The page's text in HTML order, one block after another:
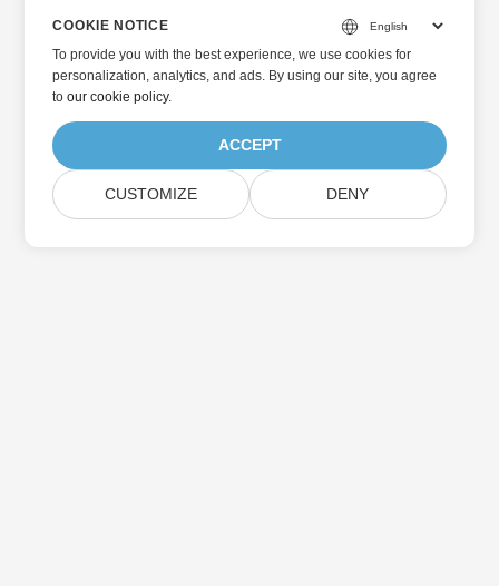
COOKIE NOTICE
To provide you with the best experience, we use cookies for
personalization, analytics, and ads. By using our site, you agree
toour cookie policy.
ACCEPT
CUSTOMIZE DENY